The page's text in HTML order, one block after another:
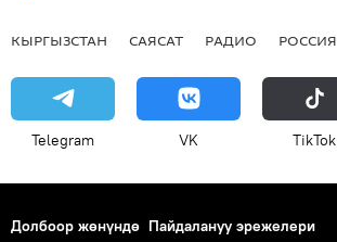
КЫРГЫЗСТАН САЯСАТ РАДИО РОССИЯ
Telegram VK ТikТоk
Долбоор жөнүндө Пайдалануу эрежелери